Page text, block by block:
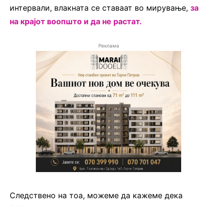
интервали, влакната се ставаат во мирување, за
на крајот воопшто и да не растат.
Реклама
Следствено на тоа, можеме да кажеме дека